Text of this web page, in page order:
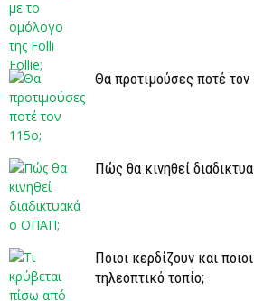
Θα προτιμούσες ποτέ τον
Πώς θα κινηθεί
Ποιοι κερδίζουν και
τηλεοπτικό τοπίο;